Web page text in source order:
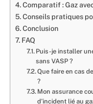
Comparatif : Gaz
Conseils pratiques
Conclusion
FAQ
Puis-je installer
sans VASP ?
Que faire en cas
?
Mon assurance
d’incident lié au